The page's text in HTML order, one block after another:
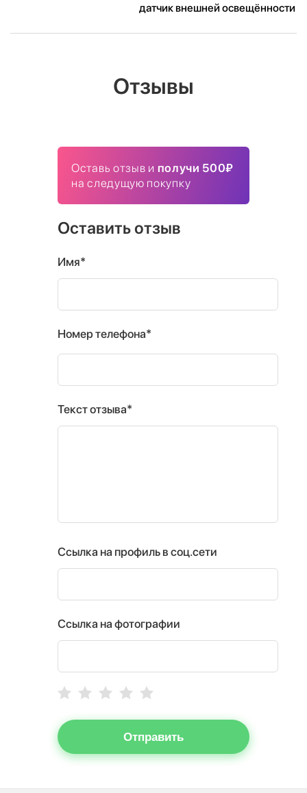
датчик внешней освещённости
Отзывы
Оставь отзыв и получи 500₽
на следущую покупку
Оставить отзыв
Имя*
Номер телефона*
Текст отзыва*
Ссылка на профиль в соц.сети
Ссылка на фотографии
Отправить